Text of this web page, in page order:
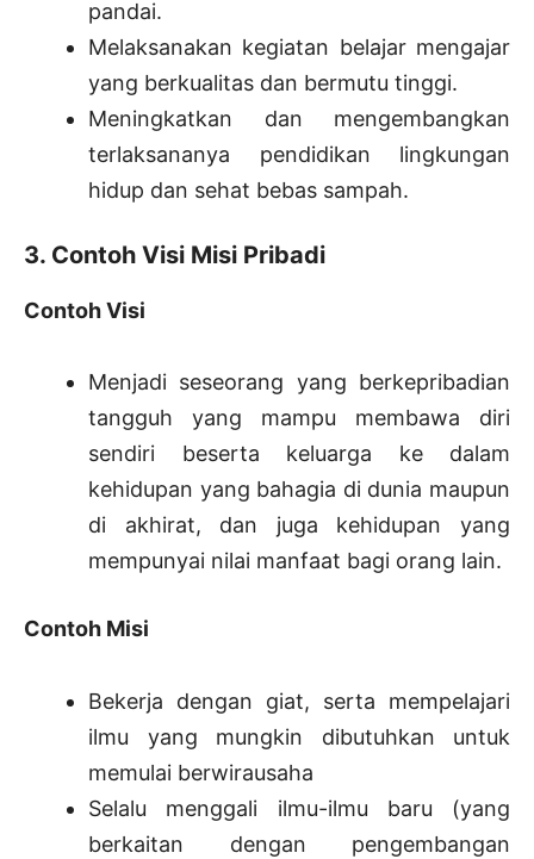
pandai.
Melaksanakan kegiatan belajar mengajar
yang berkualitas dan bermutu tinggi.
Meningkatkan dan mengembangkan
terlaksananya pendidikan lingkungan
hidup dan sehat bebas sampah.
3. Contoh Visi Misi Pribadi
Contoh Visi
Menjadi seseorang yang berkepribadian
tangguh yang mampu membawa diri
sendiri beserta keluarga ke dalam
kehidupan yang bahagia di dunia maupun
di akhirat, dan juga kehidupan yang
mempunyai nilai manfaat bagi orang lain.
Contoh Misi
Bekerja dengan giat, serta mempelajari
ilmu yang mungkin dibutuhkan untuk
memulai berwirausaha
Selalu menggali ilmu-ilmu baru (yang
berkaitan dengan pengembangan